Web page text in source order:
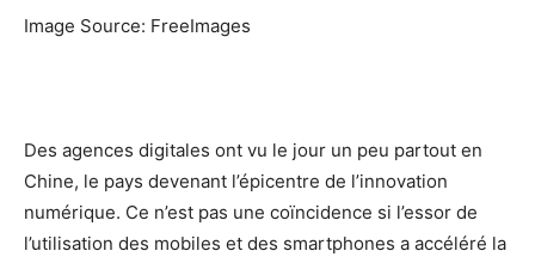
Image Source: FreeImages
Des agences digitales ont vu le jour un peu partout en
Chine, le pays devenant l’épicentre de l’innovation
numérique. Ce n’est pas une coïncidence si l’essor de
l’utilisation des mobiles et des smartphones a accéléré la